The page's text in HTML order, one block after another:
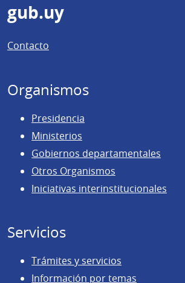
Pie
de
página
gub.uy
Contacto
Organismos
Presidencia
Ministerios
Gobiernos departamentales
Otros Organismos
Iniciativas interinstitucionales
Servicios
Trámites y servicios
Información por temas